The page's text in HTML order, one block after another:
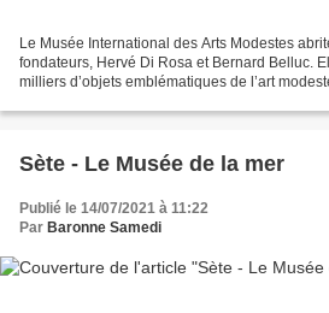
Le Musée International des Arts Modestes
fondateurs, Hervé Di Rosa et Bernard Belluc.
milliers d’objets emblématiques de l’art
Sète - Le Musée de la mer
Publié le 14/07/2021 à 11:22
Par Baronne Samedi